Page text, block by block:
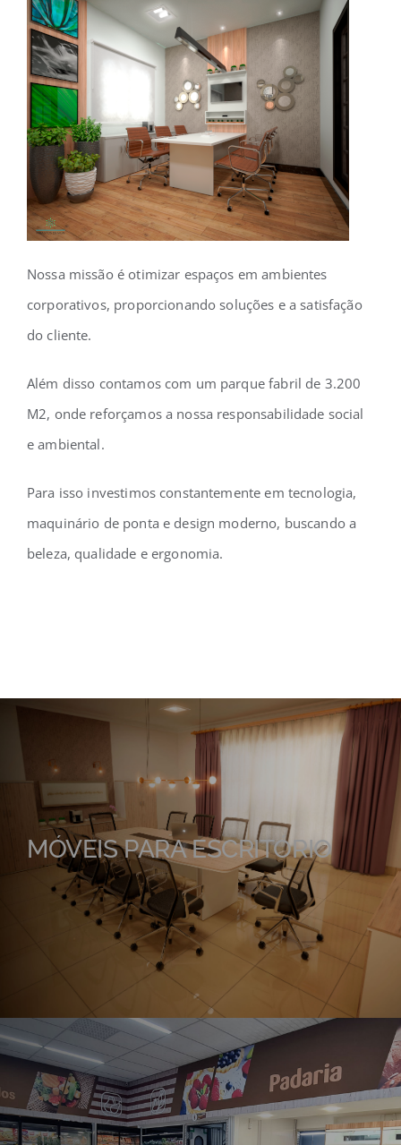
Nossa missão é otimizar espaços em ambientes
corporativos, proporcionando soluções e a satisfação
do cliente.
Além disso contamos com um parque fabril de 3.200
M2, onde reforçamos a nossa responsabilidade social
e ambiental.
Para isso investimos constantemente em tecnologia,
maquinário de ponta e design moderno, buscando a
beleza, qualidade e ergonomia.
MÓVEIS PARA ESCRITÓRIO